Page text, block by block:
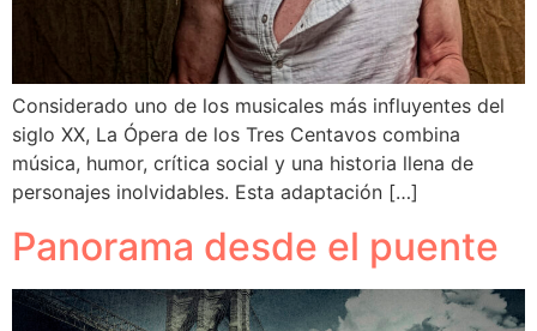
Considerado uno de los musicales más influyentes del
siglo XX, La Ópera de los Tres Centavos combina
música, humor, crítica social y una historia llena de
personajes inolvidables. Esta adaptación […]
Panorama desde el puente